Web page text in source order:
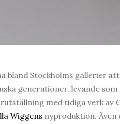
bland Stockholms gallerier
generationer, levande
med tidiga verk av
Wiggens nyproduktion. Även